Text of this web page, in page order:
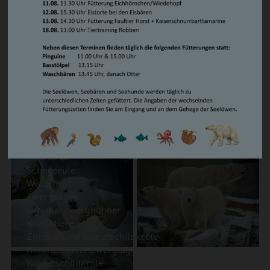
Steppenlemming
Südamerikanischer Seelöwe/ Mähnenrobbe
Zwergotter
Waschbär
Vögel
Basstölpel
Brandgans
Magellan-Dampfschiffente
Eiderente
Humboldtpinguin
Kea
Kormoran
Schneeeule
Wiedehopf
Zwergsäger
Serama-Zwerghühner
Kriechtiere
Europäische Sumpfschildkröte
Himmelblauer Zwergtaggecko
Köhlerschildkröte
auf der Außenanlage, folgt danach Vater Lloyd. Zusammen
mit der neuen Innenanlage bieten sich noch mehr
Eisbären-Leben!